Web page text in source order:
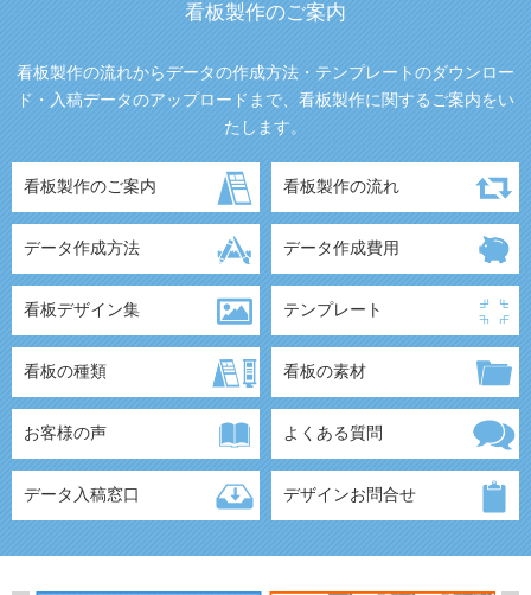
看板製作のご案内
看板製作の流れからデータの作成方法・テンプレートのダウンロー
ド・入稿データのアップロードまで、看板製作に関するご案内をい
たします。
看板製作のご案内 看板製作の流れ
データ作成方法 データ作成費用
看板デザイン集 テンプレート
看板の種類 看板の素材
お客様の声 よくある質問
データ入稿窓口 デザインお問合せ